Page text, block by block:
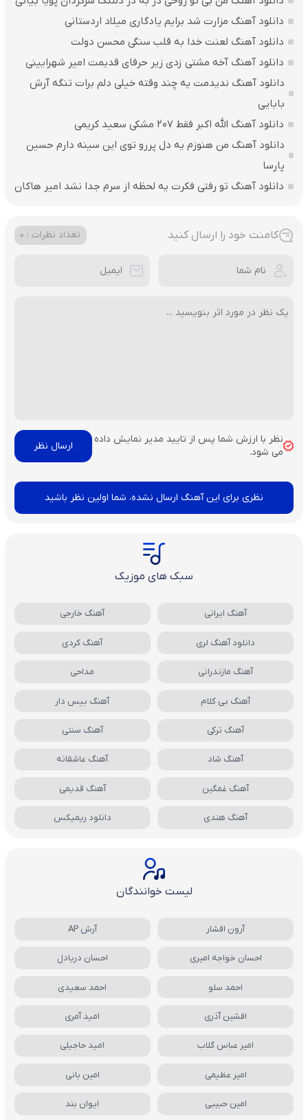
دانلود آهنگ مزارت شد برایم یادگاری میلاد اردستانی
دانلود آهنگ لعنت خدا به قلب سنگی محسن دولت
دانلود آهنگ آخه مشتی زدی زیر حرفای قدیمت امیر شهرایینی
دانلود آهنگ ندیدمت یه چند وقته خیلی دلم برات تنگه آرش
بابایی
دانلود آهنگ الله اکبر فقط 207 مشکی سعید کریمی
دانلود آهنگ من هنوزم یه دل پررو توی این سینه دارم حسین
پارسا
دانلود آهنگ تو رفتی فکرت یه لحظه از سرم جدا نشد امیر هاکان
کامنت خود را ارسال کنید تعداد نظرات : 0
نظر با ارزش شما پس از تایید مدیر نمایش داده
می شود.
نظری برای این آهنگ ارسال نشده، شما اولین نظر باشید
سبک های موزیک
آهنگ ایرانی آهنگ خارجی
دانلود آهنگ لری آهنگ کردی
آهنگ مازندرانی مداحی
آهنگ بی کلام آهنگ بیس دار
آهنگ ترکی آهنگ سنتی
آهنگ شاد آهنگ عاشقانه
آهنگ غمگین آهنگ قدیمی
آهنگ هندی دانلود ریمیکس
لیست خوانندگان
آرون افشار آرش AP
احسان خواجه امیری احسان دریادل
احمد سلو احمد سعیدی
افشین آذری امید آمری
امیر عباس گلاب امید حاجیلی
امیر عظیمی امین بانی
امین حبیبی ایوان بند